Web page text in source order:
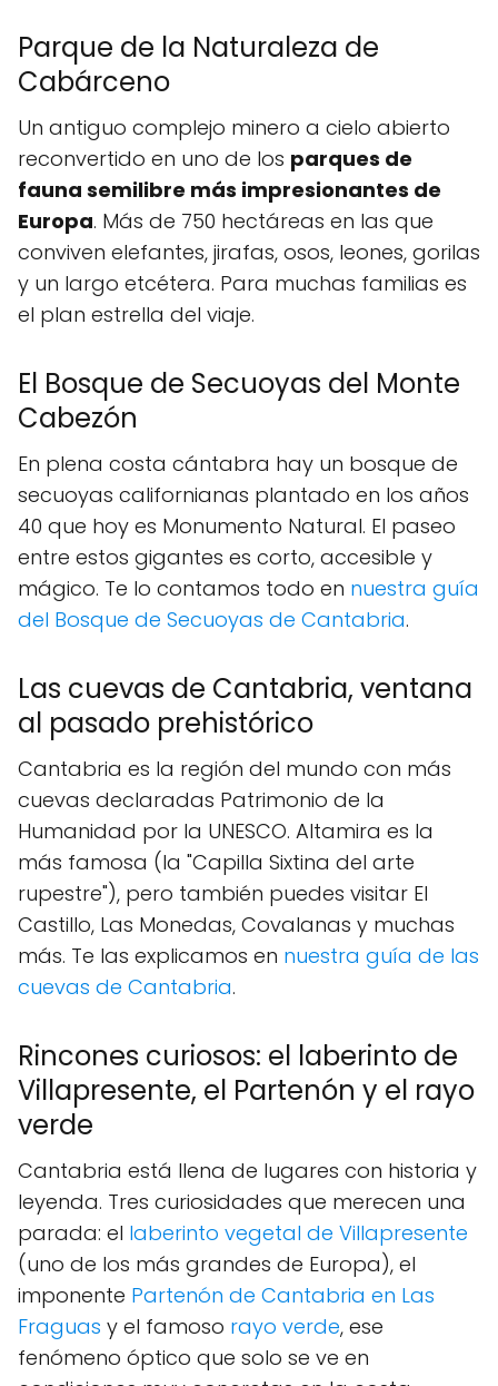
Parque de la Naturaleza de
Cabárceno
Un antiguo complejo minero a cielo abierto
reconvertido en uno de los parques de
fauna semilibre más impresionantes de
Europa. Más de 750 hectáreas en las que
conviven elefantes, jirafas, osos, leones, gorilas
y un largo etcétera. Para muchas familias es
el plan estrella del viaje.
El Bosque de Secuoyas del Monte
Cabezón
En plena costa cántabra hay un bosque de
secuoyas californianas plantado en los años
40 que hoy es Monumento Natural. El paseo
entre estos gigantes es corto, accesible y
mágico. Te lo contamos todo en nuestra guía
del Bosque de Secuoyas de Cantabria.
Las cuevas de Cantabria, ventana
al pasado prehistórico
Cantabria es la región del mundo con más
cuevas declaradas Patrimonio de la
Humanidad por la UNESCO. Altamira es la
más famosa (la "Capilla Sixtina del arte
rupestre"), pero también puedes visitar El
Castillo, Las Monedas, Covalanas y muchas
más. Te las explicamos en nuestra guía de las
cuevas de Cantabria.
Rincones curiosos: el laberinto de
Villapresente, el Partenón y el rayo
verde
Cantabria está llena de lugares con historia y
leyenda. Tres curiosidades que merecen una
parada: el laberinto vegetal de Villapresente
(uno de los más grandes de Europa), el
imponente Partenón de Cantabria en Las
Fraguas y el famoso rayo verde, ese
fenómeno óptico que solo se ve en